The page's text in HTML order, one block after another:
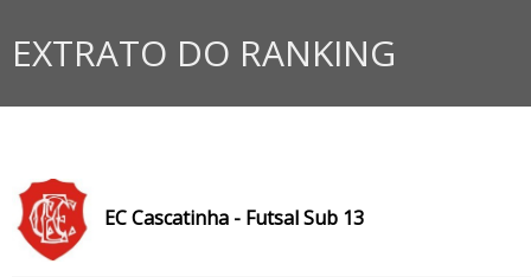
EXTRATO DO RANKING
EC Cascatinha - Futsal Sub 13